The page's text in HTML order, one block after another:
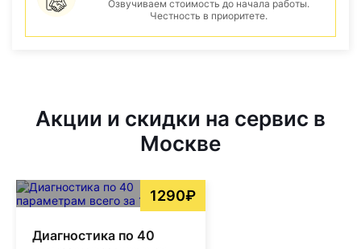
Озвучиваем стоимость до начала работы.
Честность в приоритете.
Акции и скидки на сервис в
Москве
1290₽
Диагностика по 40